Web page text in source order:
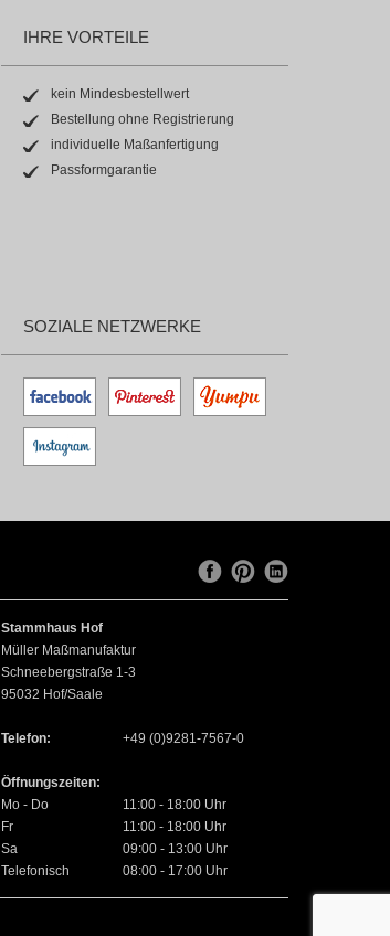
IHRE VORTEILE
kein Mindesbestellwert
Bestellung ohne Registrierung
individuelle Maßanfertigung
Passformgarantie
SOZIALE NETZWERKE
Stammhaus Hof
Müller Maßmanufaktur
Schneebergstraße 1-3
95032 Hof/Saale
Telefon: +49 (0)9281-7567-0
Öffnungszeiten:
Mo - Do
11:00 - 18:00 Uhr
Fr
11:00 - 18:00 Uhr
Sa
09:00 - 13:00 Uhr
Telefonisch
08:00 - 17:00 Uhr